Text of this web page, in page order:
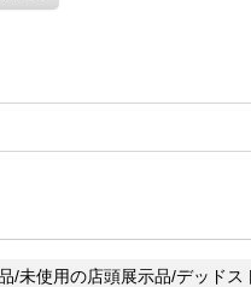
/未使用の店頭展示品/デッドス